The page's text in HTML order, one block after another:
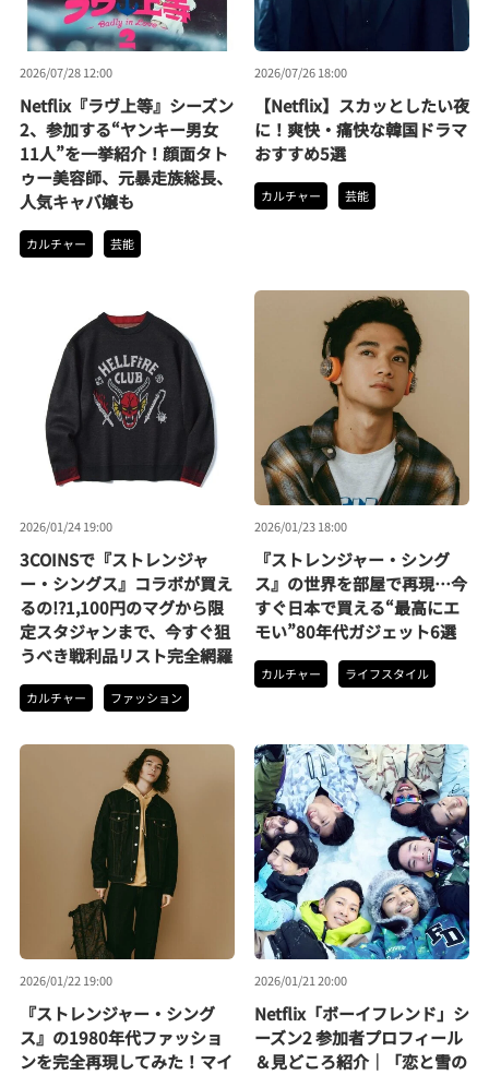
2026/07/28 12:00
Netflix『ラヴ上等』シーズン
2、参加する“ヤンキー男女
11人”を一挙紹介！顔面タト
ゥー美容師、元暴走族総長、
人気キャバ嬢も
カルチャー 芸能
2026/07/26 18:00
【Netflix】スカッとしたい夜
に！爽快・痛快な韓国ドラマ
おすすめ5選
カルチャー 芸能
2026/01/24 19:00
3COINSで『ストレンジャ
ー・シングス』コラボが買え
るの!?1,100円のマグから限
定スタジャンまで、今すぐ狙
うべき戦利品リスト完全網羅
カルチャー ファッション
2026/01/23 18:00
『ストレンジャー・シング
ス』の世界を部屋で再現…今
すぐ日本で買える“最高にエ
モい”80年代ガジェット6選
カルチャー ライフスタイル
2026/01/22 19:00
『ストレンジャー・シング
ス』の1980年代ファッショ
ンを完全再現してみた！マイ
2026/01/21 20:00
Netflix「ボーイフレンド」シ
ーズン2 参加者プロフィール
＆見どころ紹介｜「恋と雪の